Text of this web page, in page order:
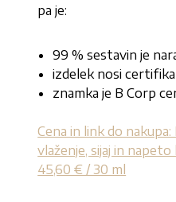
pa je:
99 % sestavin je
izdelek nosi
znamka je B Corp
Cena in link do
vlaženje, sijaj in
45,60 € / 30 ml